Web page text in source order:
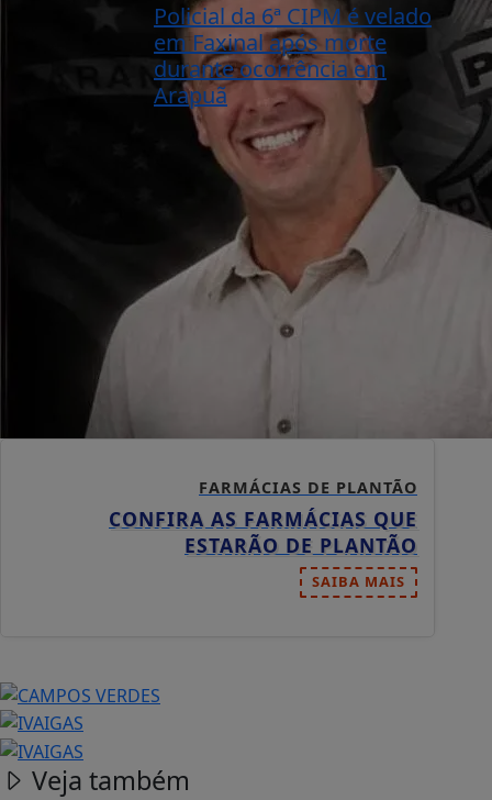
Policial da 6ª CIPM é velado
em Faxinal após morte
durante ocorrência em
Arapuã
FARMÁCIAS DE PLANTÃO
CONFIRA AS FARMÁCIAS QUE
ESTARÃO DE PLANTÃO
SAIBA MAIS
Veja também